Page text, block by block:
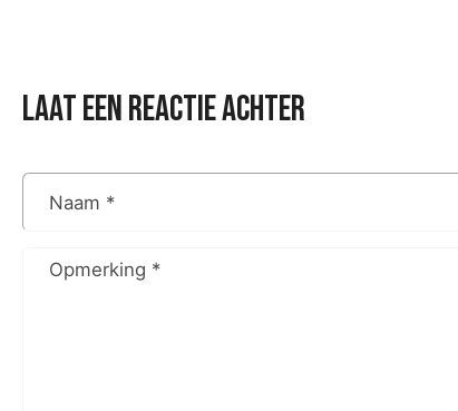
laat een reactie achter
Naam *
Opmerking *